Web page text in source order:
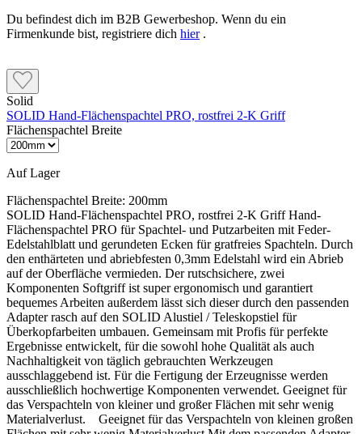
Du befindest dich im B2B Gewerbeshop. Wenn du ein
Firmenkunde bist, registriere dich hier.
Solid
SOLID Hand-Flächenspachtel PRO, rostfrei 2-K Griff
Flächenspachtel Breite
Auf Lager
Flächenspachtel Breite: 200mm
SOLID Hand-Flächenspachtel PRO, rostfrei 2-K Griff Hand-
Flächenspachtel PRO für Spachtel- und Putzarbeiten mit Feder-
Edelstahlblatt und gerundeten Ecken für gratfreies Spachteln. Durch
den enthärteten und abriebfesten 0,3mm Edelstahl wird ein Abrieb
auf der Oberfläche vermieden. Der rutschsichere, zwei
Komponenten Softgriff ist super ergonomisch und garantiert
bequemes Arbeiten außerdem lässt sich dieser durch den passenden
Adapter rasch auf den SOLID Alustiel / Teleskopstiel für
Überkopfarbeiten umbauen. Gemeinsam mit Profis für perfekte
Ergebnisse entwickelt, für die sowohl hohe Qualität als auch
Nachhaltigkeit von täglich gebrauchten Werkzeugen
ausschlaggebend ist. Für die Fertigung der Erzeugnisse werden
ausschließlich hochwertige Komponenten verwendet. Geeignet für
das Verspachteln von kleiner und großer Flächen mit sehr wenig
Materialverlust. Geeignet für das Verspachteln von kleinen großen